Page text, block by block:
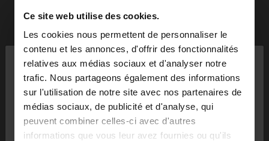
Ce site web utilise des cookies.
Les cookies nous permettent de personnaliser le
contenu et les annonces, d'offrir des fonctionnalités
relatives aux médias sociaux et d'analyser notre
trafic. Nous partageons également des informations
sur l'utilisation de notre site avec nos partenaires de
médias sociaux, de publicité et d'analyse, qui
peuvent combiner celles-ci avec d'autres
informations que vous leur avez fournies ou qu'ils
bonjour ×
Vous accédez au site depuis France. Voulez-vous
parcourir notre site au United States?